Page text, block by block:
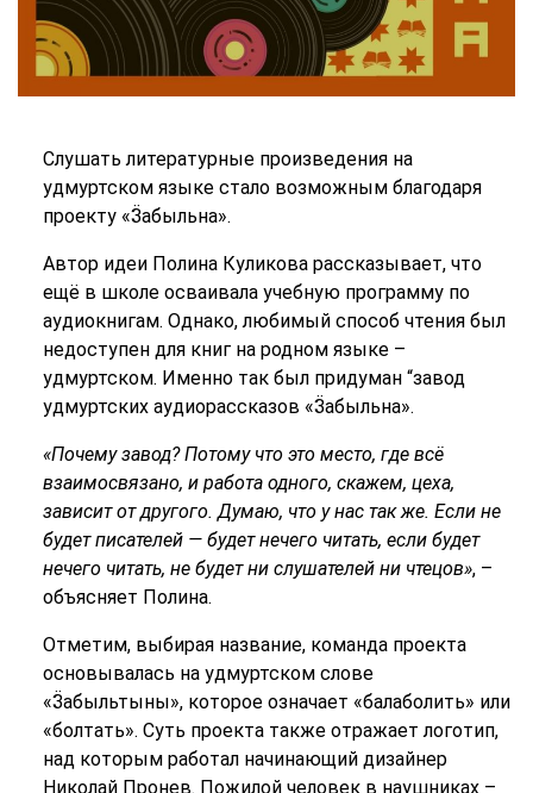
Слушать литературные произведения на
удмуртском языке стало возможным благодаря
проекту «Ӟабыльна».
Автор идеи Полина Куликова рассказывает, что
ещё в школе осваивала учебную программу по
аудиокнигам. Однако, любимый способ чтения был
недоступен для книг на родном языке –
удмуртском. Именно так был придуман “завод
удмуртских аудиорассказов «Ӟабыльна».
«Почему завод? Потому что это место, где всё
взаимосвязано, и работа одного, скажем, цеха,
зависит от другого. Думаю, что у нас так же. Если не
будет писателей — будет нечего читать, если будет
нечего читать, не будет ни слушателей ни чтецов», –
объясняет Полина.
Отметим, выбирая название, команда проекта
основывалась на удмуртском слове
«Ӟабыльтыны», которое означает «балаболить» или
«болтать». Суть проекта также отражает логотип,
над которым работал начинающий дизайнер
Николай Пронев. Пожилой человек в наушниках –